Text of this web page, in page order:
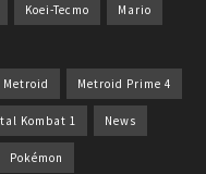
Koei-Tecmo Mario
Metroid Metroid Prime 4
Kombat 1 News
Pokémon